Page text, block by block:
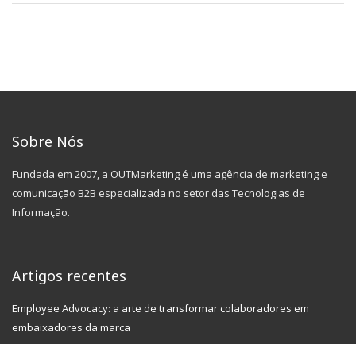
Sobre Nós
Fundada em 2007, a OUTMarketing é uma agência de marketing e
comunicação B2B especializada no setor das Tecnologias de
Informação.
Artigos recentes
Employee Advocacy: a arte de transformar colaboradores em
embaixadores da marca